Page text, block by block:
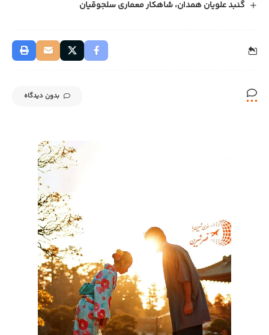
گنبد علویان همدان، شاهکار معماری سلجوقیان
بدون دیدگاه